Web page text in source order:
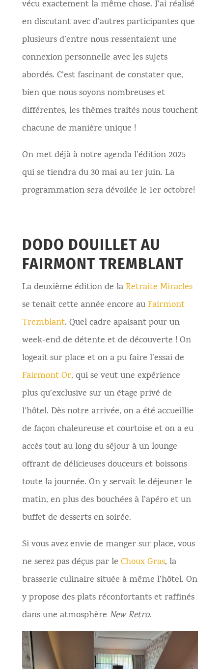
vécuexactement la même chose. J’ai réalisé
en discutant avec d’autres participantes que
plusieurs d’entre nous ressentaient une
connexion personnelle avec les sujets
abordés. C’est fascinant de constater que,
bien que nous soyons nombreuses et
différentes, les thèmes traités nous touchent
chacune de manière unique !
On met déjà à notre agenda l’édition 2025
qui se tiendra du 30 mai au 1er juin. La
programmation sera dévoilée le 1er octobre!
DODO DOUILLET AU
FAIRMONT TREMBLANT
La deuxième édition de laRetraite Miracles
se tenait cette année encore auFairmont
Tremblant. Quel cadre apaisant pour un
week-end de détente et de découverte ! On
logeait sur place et on a pu faire l’essai de
Fairmont Or, qui se veut une expérience
plus qu’exclusive sur un étage privé de
l’hôtel. Dès notre arrivée, on a été accueillie
de façonchaleureuse et courtoise et on a eu
accès tout au long du séjour à un lounge
offrantde délicieuses douceurs et boissons
toute la journée. On yservaitle déjeuner le
matin, en plus des bouchées à l’apéro et un
buffet de desserts en soirée.
Si vous avez envie de manger sur place, vous
ne serez pas déçus par le Choux Gras, la
brasserie culinaire située à même l’hôtel. On
y propose des plats réconfortantset raffinés
dans une atmosphère New Retro.